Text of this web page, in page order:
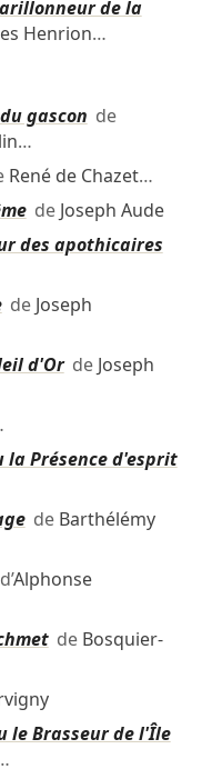
de la
Henrion…
gascon de
…
René de Chazet…
de Joseph Aude
des apothicaires
de Joseph
d'Orde Joseph
la Présence d'esprit
de Barthélémy
Alphonse
de Bosquier-
le Brasseur de l'Île